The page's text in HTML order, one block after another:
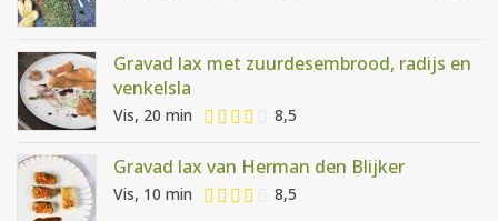
Gravad lax met zuurdesembrood, radijs en
venkelsla
Vis, 20 min 8,5
Gravad lax van Herman den Blijker
Vis, 10 min 8,5